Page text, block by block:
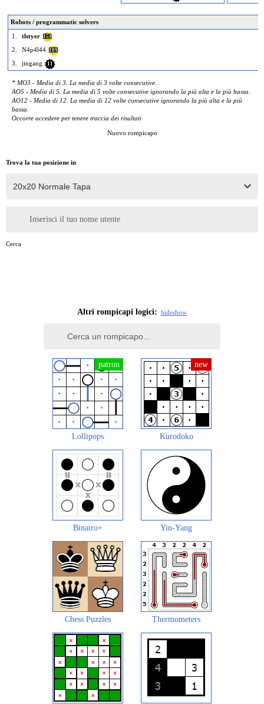
Robots / programmatic solvers
1.
tlstyer 151
2. N4p4l44 109
3. jingang 11
* MO3 - Media di 3. La media di 3 volte consecutive.
AO5 - Media di 5. La media di 5 volte consecutive ignorando la più alta e la più bassa.
AO12 - Media di 12. La media di 12 volte consecutive ignorando la più alta e la più
bassa.
Occorre accedere per tenere traccia dei risultati
Nuovo rompicapo
Trova la tua posizione in
Inserisci il tuo nome utente
Cerca
Altri rompicapi logici: hideshow
Lollipops Kurodoko
Binairo+ Yin-Yang
Chess Puzzles Thermometers